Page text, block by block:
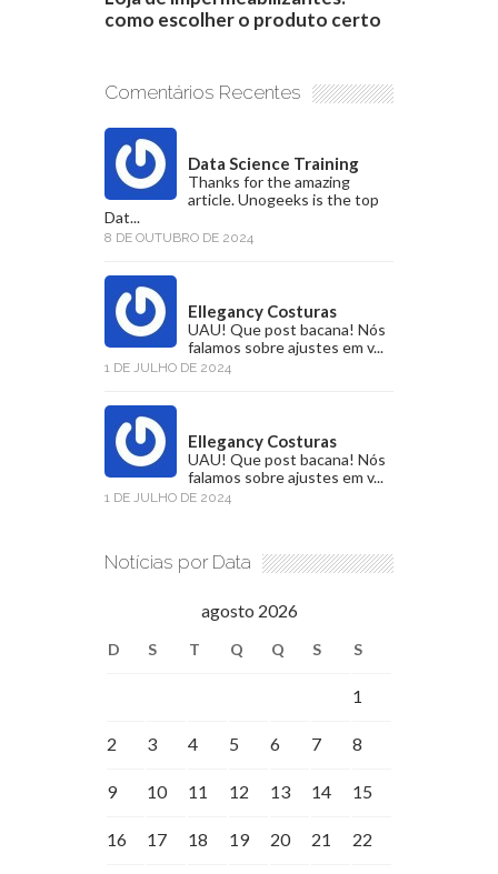
como escolher o produto certo
Comentários Recentes
Data Science Training
Thanks for the amazing
article. Unogeeks is the top
Dat...
8 DE OUTUBRO DE 2024
Ellegancy Costuras
UAU! Que post bacana! Nós
falamos sobre ajustes em v...
1 DE JULHO DE 2024
Ellegancy Costuras
UAU! Que post bacana! Nós
falamos sobre ajustes em v...
1 DE JULHO DE 2024
Notícias por Data
agosto 2026
D S T Q Q S S
1
2 3 4 5 6 7 8
9 10 11 12 13 14 15
16 17 18 19 20 21 22